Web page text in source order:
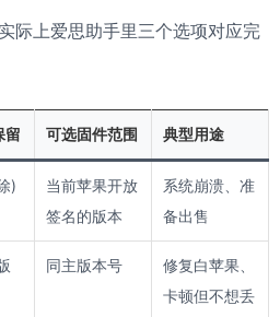
际上爱思助手里三个选项对应完
留 可选固件范围 典型用途
)
当前苹果开放
签名的版本
系统崩溃、准
备出售
同主版本号
修复白苹果、
卡顿但不想丢